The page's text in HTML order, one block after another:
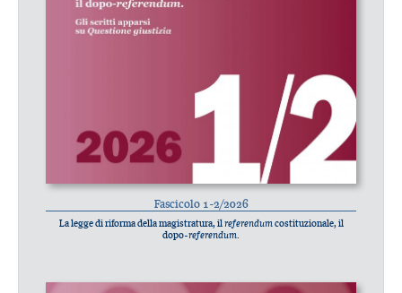
Fascicolo 1-2/2026
La legge di riforma della magistratura, ilreferendumcostituzionale, il
dopo-referendum.